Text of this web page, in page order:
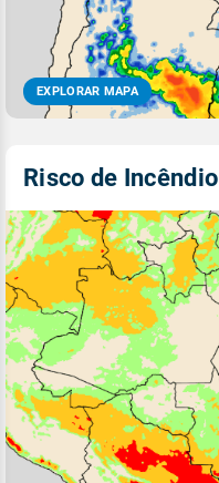
EXPLORAR MAPA
Risco de Incêndio